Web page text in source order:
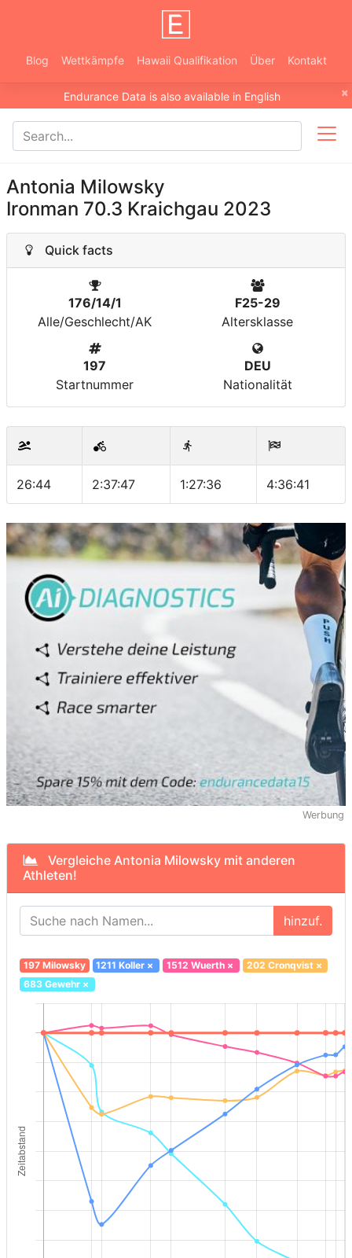
Blog Wettkämpfe Hawaii Qualifikation Über Kontakt
×
Endurance Data is also available in English
Antonia Milowsky
Ironman 70.3 Kraichgau 2023
Quick facts
176/14/1
Alle/Geschlecht/AK
F25-29
Altersklasse
197
Startnummer
DEU
Nationalität
26:44 2:37:47 1:27:36 4:36:41
Werbung
Vergleiche Antonia Milowsky mit anderen
Athleten!
hinzuf.
197 Milowsky 1211 Koller × 1512 Wuerth× 202 Cronqvist×
683 Gewehr×